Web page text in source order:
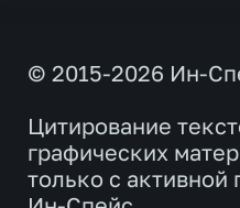
© 2015-2026 Ин-
Цитирование
графических
только с активной